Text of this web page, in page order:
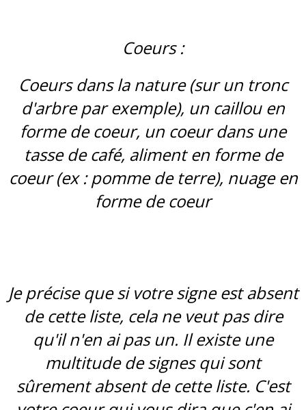
Coeurs :
Coeurs dans la nature (sur un tronc
d'arbre par exemple), un caillou en
forme de coeur, un coeur dans une
tasse de café, aliment en forme de
coeur (ex : pomme de terre), nuage en
forme de coeur
Je précise que si votre signe est absent
de cette liste, cela ne veut pas dire
qu'il n'en ai pas un. Il existe une
multitude de signes qui sont
sûrement absent de cette liste. C'est